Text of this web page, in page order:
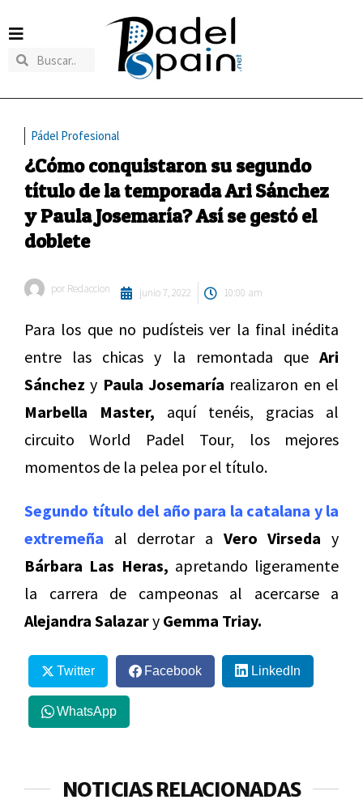
Pádel Profesional
¿Cómo conquistaron su segundo
título de la temporada Ari Sánchez
y Paula Josemaría? Así se gestó el
doblete
por Redaccion junio 7, 2022 10:00 am
Para los que no pudísteis ver la final inédita
entre las chicas y la remontada que Ari
Sánchez y Paula Josemaría realizaron en el
Marbella Master, aquí tenéis, gracias al
circuito World Padel Tour, los mejores
momentos de la pelea por el título.
Segundo título del año para la catalana y la
extremeña al derrotar a Vero Virseda y
Bárbara Las Heras, apretando ligeramente
la carrera de campeonas al acercarse a
Alejandra Salazary Gemma Triay.
Twitter Facebook LinkedIn
WhatsApp
NOTICIAS RELACIONADAS